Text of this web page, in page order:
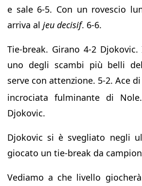
e sale 6-5. Con un rovescio
arriva al jeu decisif. 6-6.
Tie-break. Girano 4-2
uno degli scambi più belli
serve con attenzione. 5-2. Ace
incrociata fulminante di
Djokovic.
Djokovic si è svegliato negli
giocato un tie-break da
Vediamo a che livello